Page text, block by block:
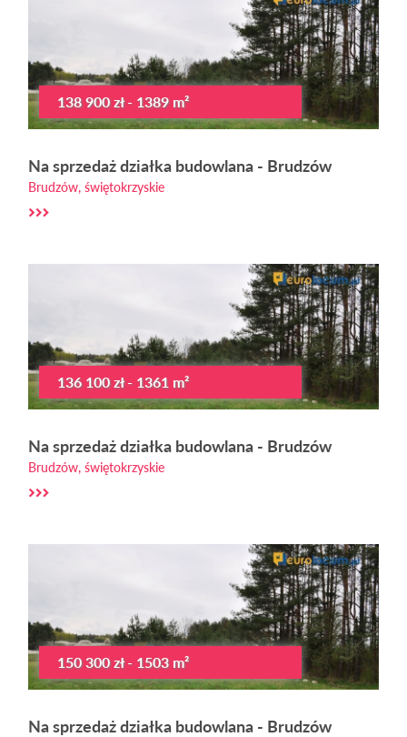
138 900 zł - 1389 m²
Na sprzedaż działka budowlana - Brudzów
Brudzów, świętokrzyskie
136 100 zł - 1361 m²
Na sprzedaż działka budowlana - Brudzów
Brudzów, świętokrzyskie
150 300 zł - 1503 m²
Na sprzedaż działka budowlana - Brudzów